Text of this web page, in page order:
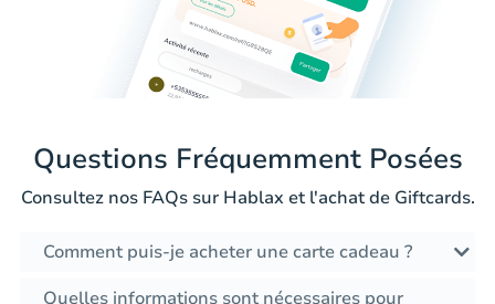
Questions Fréquemment Posées
Consultez nos FAQs sur Hablax et l'achat de Giftcards.
Comment puis-je acheter une carte cadeau ?
Quelles informations sont nécessaires pour